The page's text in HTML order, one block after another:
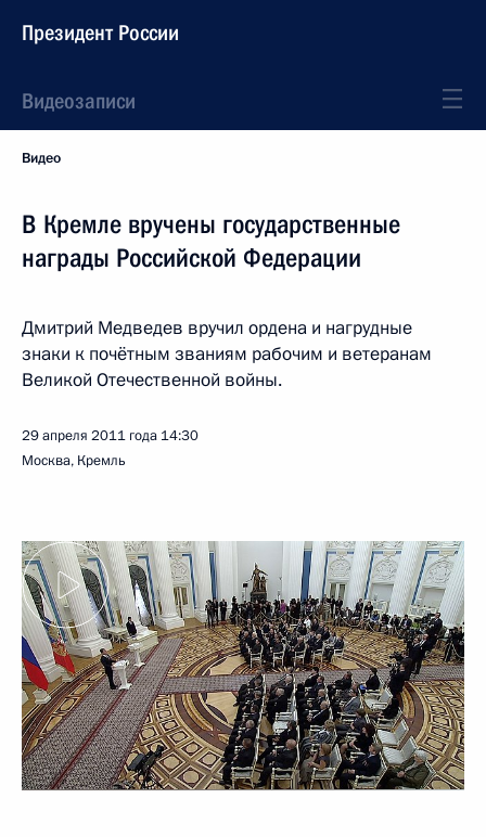
Президент России
Видеозаписи
Видео
В Кремле вручены государственные
награды Российской Федерации
Дмитрий Медведев вручил ордена и нагрудные
знаки к почётным званиям рабочим и ветеранам
Великой Отечественной войны.
29 апреля 2011 года 14:30
Москва, Кремль